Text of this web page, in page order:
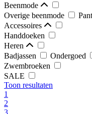
Beenmode
Overige beenmode
Accessoires
Handdoeken
Heren
Badjassen
Ondergoed
Zwembroeken
SALE
Toon resultaten
1
2
3